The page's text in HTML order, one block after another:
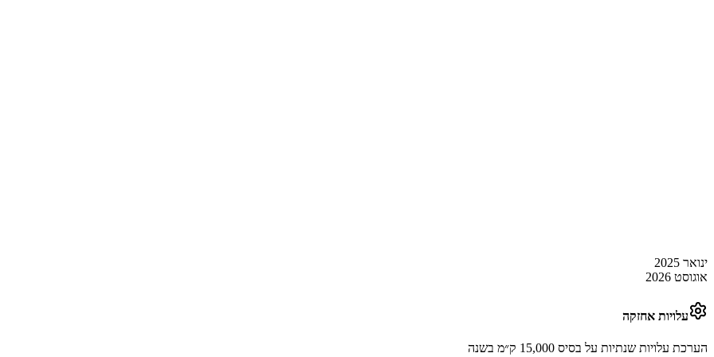
ינואר 2025
אוגוסט 2026
עלויות אחזקה
הערכת עלויות שנתיות על בסיס 15,000 ק״מ בשנה